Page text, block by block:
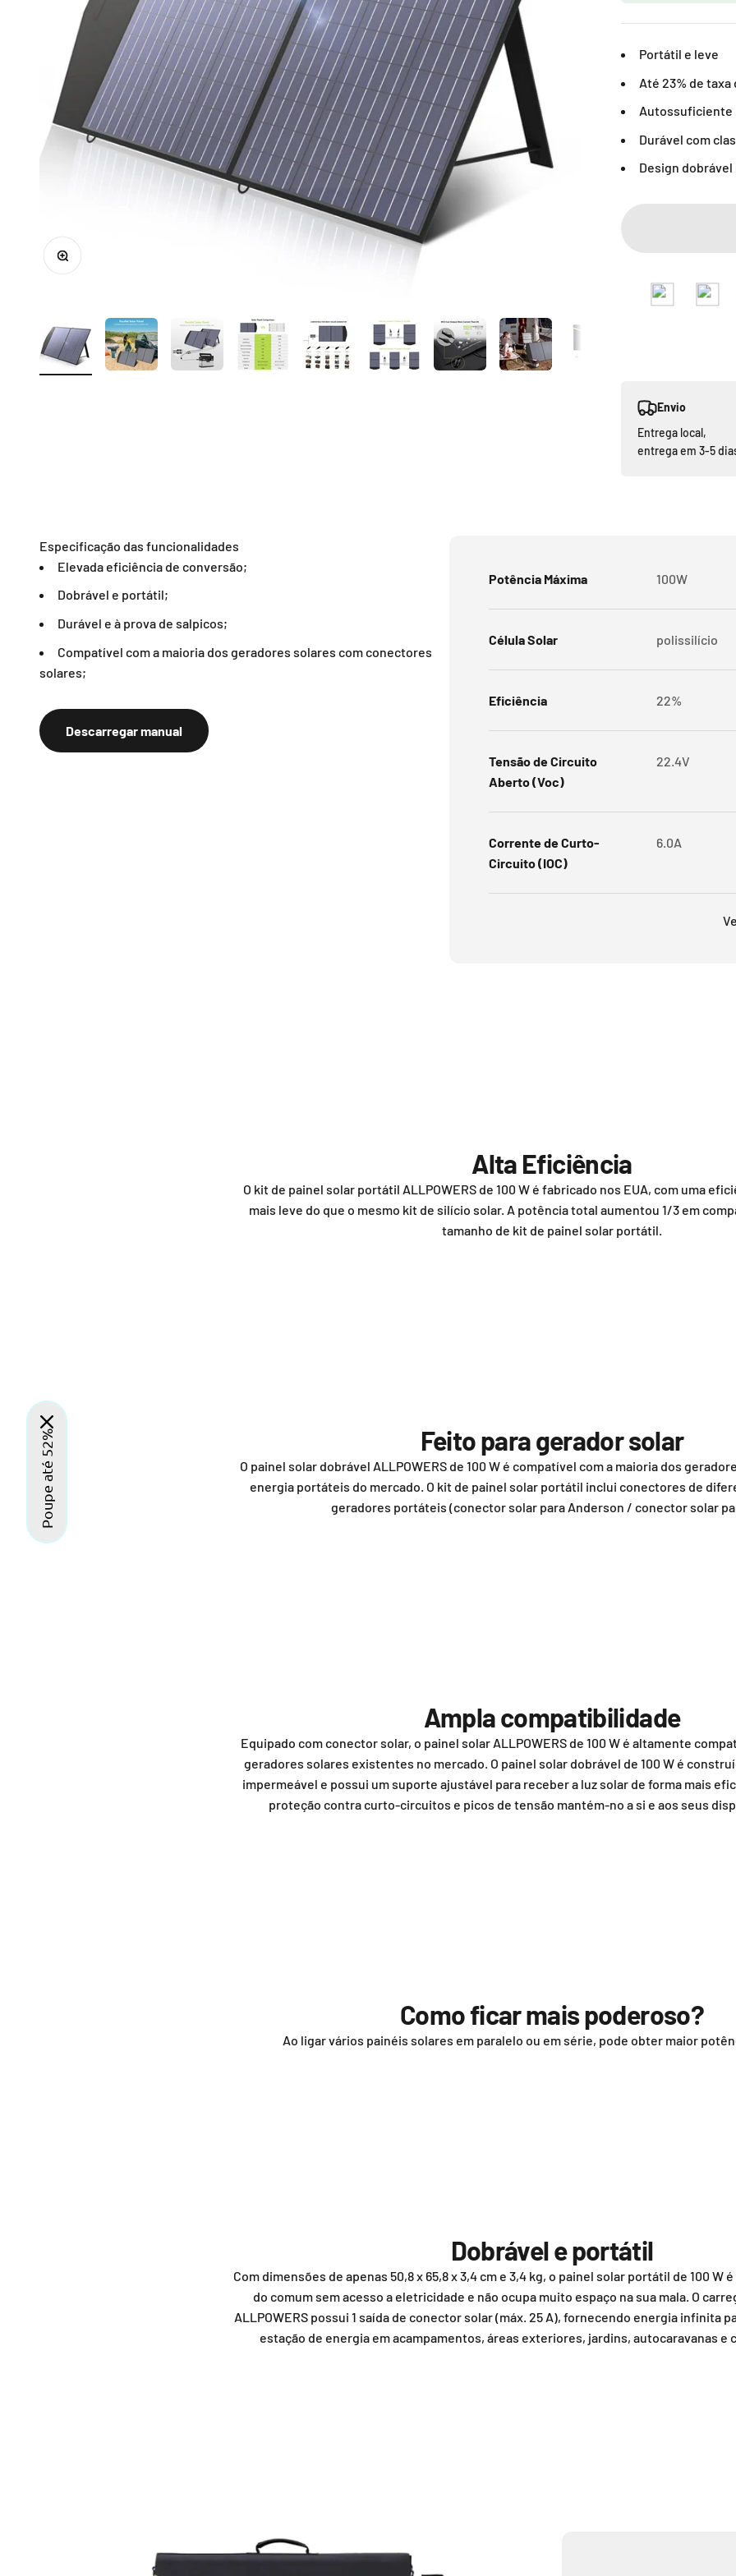
Zoom na imagem
Portátil e leve
Até 23% de
Autossuficiente
Durável com
Design dobrável
Envio
Entrega local,
entrega em 3-5
Especificação das funcionalidades
Elevada eficiência de conversão;
Dobrável e portátil;
Durável e à prova de salpicos;
Compatível com a maioria dos geradores solares com conectores
solares;
Descarregar manual
Potência Máxima 100W
Célula Solar polissilício
Eficiência 22%
Tensão de Circuito
Aberto (Voc)
22.4V
Corrente de Curto-
Circuito (IOC)
6.0A
Alta Eficiência
O kit de painel solar portátil ALLPOWERS de 100 W é fabricado nos EUA, com uma
mais leve do que o mesmo kit de silício solar. A potência total aumentou 1/3 em
tamanho de kit de painel solar portátil.
Feito para gerador solar
O painel solar dobrável ALLPOWERS de 100 W é compatível com a maioria dos
energia portáteis do mercado. O kit de painel solar portátil inclui conectores de
geradores portáteis (conector solar para Anderson / conector solar
Ampla compatibilidade
Equipado com conector solar, o painel solar ALLPOWERS de 100 W é altamente
geradores solares existentes no mercado. O painel solar dobrável de 100 W é
impermeável e possui um suporte ajustável para receber a luz solar de forma mais
proteção contra curto-circuitos e picos de tensão mantém-no a si e aos seus
Como ficar mais poderoso?
Ao ligar vários painéis solares em paralelo ou em série, pode obter maior
Dobrável e portátil
Com dimensões de apenas 50,8 x 65,8 x 3,4 cm e 3,4 kg, o painel solar portátil de 100 W
do comum sem acesso a eletricidade e não ocupa muito espaço na sua mala. O
ALLPOWERS possui 1 saída de conector solar (máx. 25 A), fornecendo energia infinita
estação de energia em acampamentos, áreas exteriores, jardins, autocaravanas e
Poupe até 52%